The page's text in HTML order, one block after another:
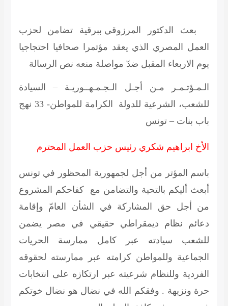
بعث الدكتور المرزوقي ببرقية تضامن لحزب
العمل المصري الذي يعقد مؤتمرا صحافيا احتجاجيا
يوم الاربعاء المقبل ضدّ مواصلة منعه نص الرسالة
الـمـؤتـمـر مـن أجـل الـجـمـهــوريـة – السيادة
للشعب، الشرعية للدولة الكرامة للمواطن- 33 نهج
باب بنات – تونس
الأخ ابراهيم شكري رئيس حزب العمل المحترم
باسم المؤتر من أجل لجمهورية المحظور في تونس
أبعث أليكم بالتحية والتضامن مع كفاحكم المشروع
من أجل حق المشاركة في الشأن العامّ وإقامة
دعائم نظام ديمقراطي حقيقي في مصر يضمن
للشعب سيادته عبر كامل ممارسة الحريات
الجماعية وللمواطن كرامته عبر ممارسته لحقوقه
الفردية وللنظام شرعيته عبر ارتكازه على انتخابات
حرة ونزيهة . وفقكم الله في نضال هو نضال خوتكم